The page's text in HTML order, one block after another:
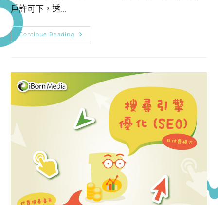
戶許可下，透...
Continue Reading